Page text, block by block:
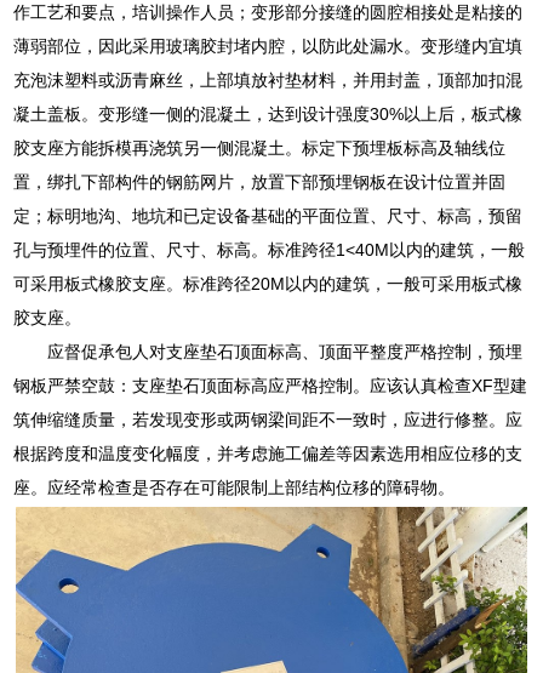
作工艺和要点，培训操作人员；变形部分接缝的圆腔相接处是粘接的
薄弱部位，因此采用玻璃胶封堵内腔，以防此处漏水。变形缝内宜填
充泡沫塑料或沥青麻丝，上部填放衬垫材料，并用封盖，顶部加扣混
凝土盖板。变形缝一侧的混凝土，达到设计强度30%以上后，板式橡
胶支座方能拆模再浇筑另一侧混凝土。标定下预埋板标高及轴线位
置，绑扎下部构件的钢筋网片，放置下部预埋钢板在设计位置并固
定；标明地沟、地坑和已定设备基础的平面位置、尺寸、标高，预留
孔与预埋件的位置、尺寸、标高。标准跨径1<40M以内的建筑，一般
可采用板式橡胶支座。标准跨径20M以内的建筑，一般可采用板式橡
胶支座。
应督促承包人对支座垫石顶面标高、顶面平整度严格控制，预埋
钢板严禁空鼓：支座垫石顶面标高应严格控制。应该认真检查XF型建
筑伸缩缝质量，若发现变形或两钢梁间距不一致时，应进行修整。应
根据跨度和温度变化幅度，并考虑施工偏差等因素选用相应位移的支
座。应经常检查是否存在可能限制上部结构位移的障碍物。